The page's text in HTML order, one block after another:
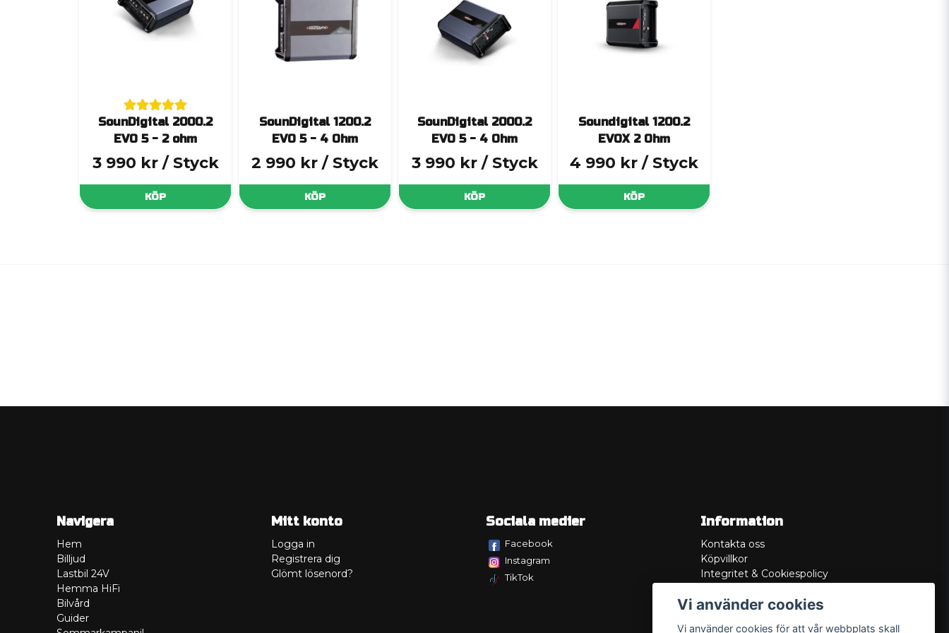
SounDigital 2000.2
EVO 5 - 2 ohm
3 990 kr / Styck
KÖP
SounDigital 1200.2
EVO 5 - 4 Ohm
2 990 kr / Styck
KÖP
SounDigital 2000.2
EVO 5 - 4 Ohm
3 990 kr / Styck
KÖP
Soundigital 1200.2
EVOX 2 Ohm
4 990 kr / Styck
KÖP
Navigera
Hem
Billjud
Lastbil 24V
Hemma HiFi
Bilvård
Guider
Mitt konto
Logga in
Registrera dig
Glömt lösenord?
Sociala medier
Facebook
Instagram
TikTok
Information
Kontakta oss
Köpvillkor
Integritet & Cookiespolicy
Service/Garanti
Vi använder cookies
Vi använder cookies för att vår webbplats skall